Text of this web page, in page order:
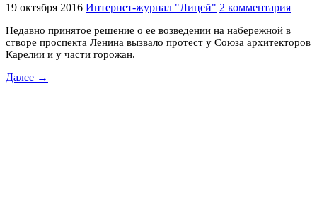
19 октября 2016 Интернет-журнал "Лицей" 2 комментария
Недавно принятое решение о ее возведении на набережной в
створе проспекта Ленина вызвало протест у Союза архитекторов
Карелии и у части горожан.
Далее →